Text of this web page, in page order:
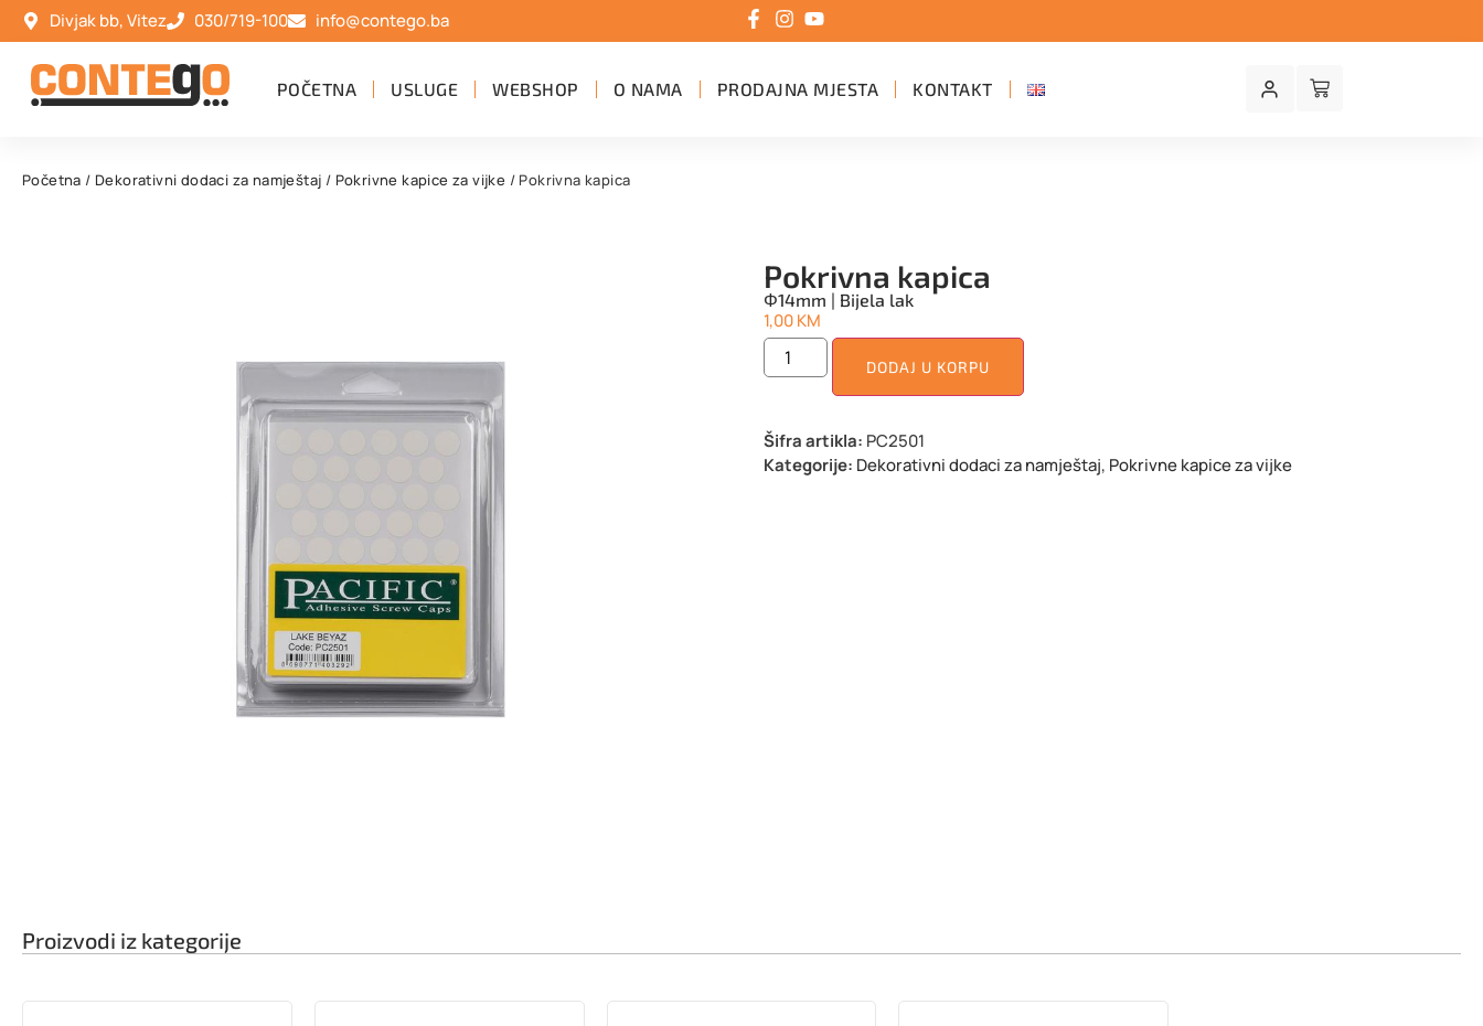
Divjak bb, Vitez 030/719-100 info@contego.ba
POČETNA USLUGE WEBSHOP O NAMA PRODAJNA MJESTA KONTAKT
Početna / Dekorativni dodaci za namještaj / Pokrivne kapice za vijke / Pokrivna kapica
Pokrivna kapica
Φ14mm | Bijela lak
1,00KM
DODAJ U KORPU
Šifra artikla: PC2501
Kategorije: Dekorativni dodaci za namještaj, Pokrivne kapice za vijke
Proizvodi iz kategorije